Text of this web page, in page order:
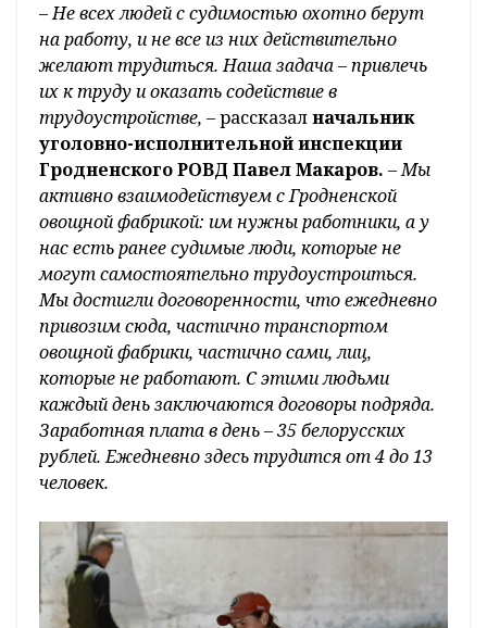
– Не всех людей с судимостью охотно берут
на работу, и не все из них действительно
желают трудиться. Наша задача – привлечь
их к труду и оказать содействие в
трудоустройстве, – рассказалначальник
уголовно-исполнительной инспекции
Гродненского РОВД Павел Макаров. – Мы
активно взаимодействуем с Гродненской
овощной фабрикой: им нужны работники, а у
нас есть ранее судимые люди, которые не
могут самостоятельно трудоустроиться.
Мы достигли договоренности, что ежедневно
привозим сюда, частично транспортом
овощной фабрики, частично сами, лиц,
которые не работают. С этими людьми
каждый день заключаются договоры подряда.
Заработная плата в день – 35 белорусских
рублей. Ежедневно здесь трудится от 4 до 13
человек.